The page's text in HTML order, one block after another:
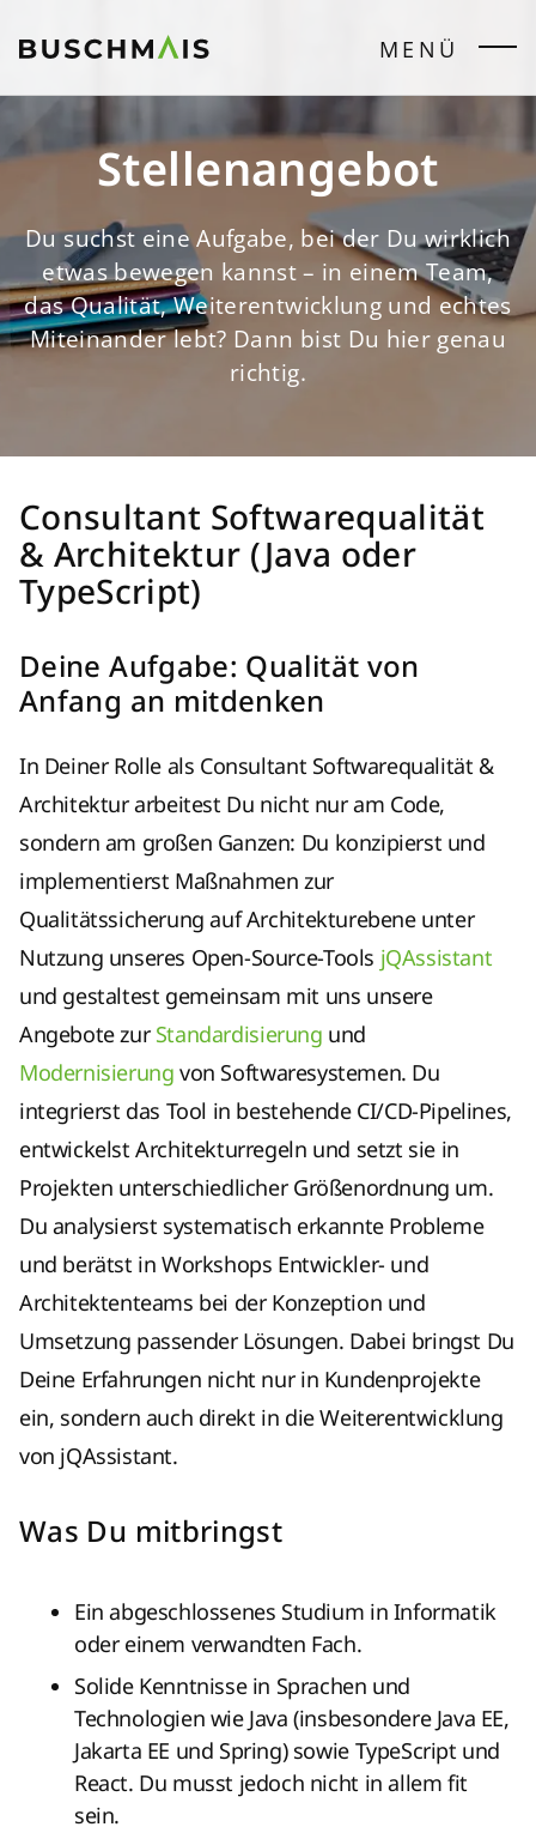
MENÜ
Stellenangebot
Du suchst eine Aufgabe, bei der Du wirklich
etwas bewegen kannst – in einem Team,
das Qualität, Weiterentwicklung und echtes
Miteinander lebt? Dann bist Du hier genau
richtig.
Consultant Softwarequalität
& Architektur (Java oder
TypeScript)
Deine Aufgabe: Qualität von
Anfang an mitdenken
In Deiner Rolle als Consultant Softwarequalität &
Architektur arbeitest Du nicht nur am Code,
sondern am großen Ganzen: Du konzipierst und
implementierst Maßnahmen zur
Qualitätssicherung auf Architekturebene unter
Nutzung unseres Open-Source-Tools jQAssistant
und gestaltest gemeinsam mit uns unsere
Angebote zur Standardisierung und
Modernisierung von Softwaresystemen. Du
integrierst das Tool in bestehende CI/CD-Pipelines,
entwickelst Architekturregeln und setzt sie in
Projekten unterschiedlicher Größenordnung um.
Du analysierst systematisch erkannte Probleme
und berätst in Workshops Entwickler- und
Architektenteams bei der Konzeption und
Umsetzung passender Lösungen. Dabei bringst Du
Deine Erfahrungen nicht nur in Kundenprojekte
ein, sondern auch direkt in die Weiterentwicklung
von jQAssistant.
Was Du mitbringst
Ein abgeschlossenes Studium in Informatik
oder einem verwandten Fach.
Solide Kenntnisse in Sprachen und
Technologien wie Java (insbesondere Java EE,
Jakarta EE und Spring) sowie TypeScript und
React. Du musst jedoch nicht in allem fit
sein.